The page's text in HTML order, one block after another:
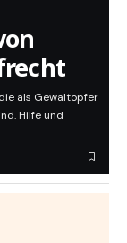
als Gewaltopfer
Hilfe und